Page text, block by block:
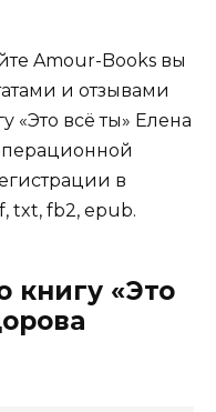
Amour-Books вы
и отзывами
«Это всё ты» Елена
в
txt, fb2, epub.
книгу «Это